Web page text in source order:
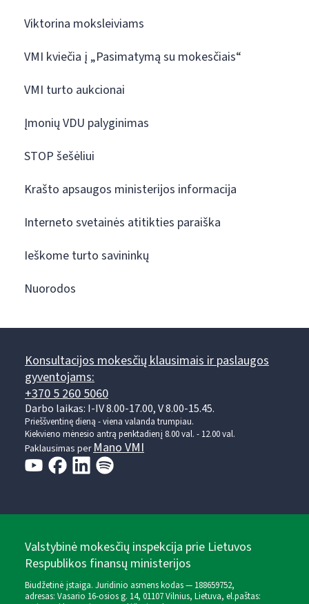
Viktorina moksleiviams
VMI kviečia į „Pasimatymą su mokesčiais“
VMI turto aukcionai
Įmonių VDU palyginimas
STOP šešėliui
Krašto apsaugos ministerijos informacija
Interneto svetainės atitikties paraiška
Ieškome turto savininkų
Nuorodos
Konsultacijos mokesčių klausimais ir paslaugos
gyventojams:
+370 5 260 5060
Darbo laikas: I-IV 8.00-17.00, V 8.00-15.45.
Prieššventinę dieną - viena valanda trumpiau.
Kiekvieno mėnesio antrą penktadienį 8.00 val. - 12.00 val.
Paklausimas perMano VMI
Valstybinė mokesčių inspekcija prie Lietuvos
Respublikos finansų ministerijos
Biudžetinė įstaiga. Juridinio asmens kodas — 188659752,
adresas: Vasario 16-osios g. 14, 01107 Vilnius, Lietuva, el.paštas: